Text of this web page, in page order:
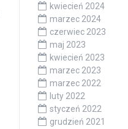
kwiecień 2024
marzec 2024
czerwiec 2023
maj 2023
kwiecień 2023
marzec 2023
marzec 2022
luty 2022
styczeń 2022
grudzień 2021